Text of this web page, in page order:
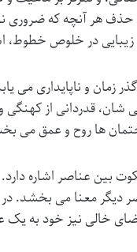
حذف هر آنچه که
در خلوص خطوط،
زمان و ناپایداری می
شان، قدردانی از
ها روح و عمق می
عناصر اشاره دارد.
دیگر معنا می بخشد. در
خالی نیز خود به